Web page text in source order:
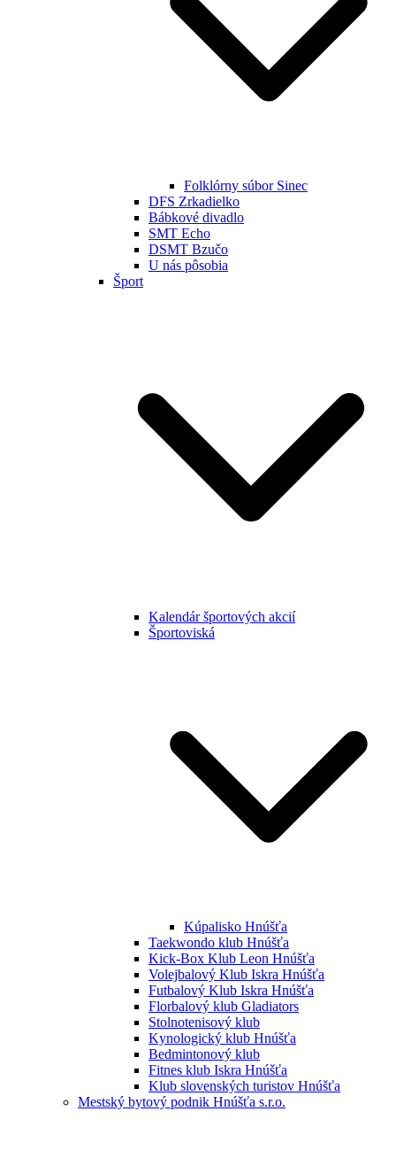
Folklórny súbor Sinec
DFS Zrkadielko
Bábkové divadlo
SMT Echo
DSMT Bzučo
U nás pôsobia
Šport
Kalendár športových akcií
Športoviská
Kúpalisko Hnúšťa
Taekwondo klub Hnúšťa
Kick-Box Klub Leon Hnúšťa
Volejbalový Klub Iskra Hnúšťa
Futbalový Klub Iskra Hnúšťa
Florbalový klub Gladiators
Stolnotenisový klub
Kynologický klub Hnúšťa
Bedmintonový klub
Fitnes klub Iskra Hnúšťa
Klub slovenských turistov Hnúšťa
Mestský bytový podnik Hnúšťa s.r.o.